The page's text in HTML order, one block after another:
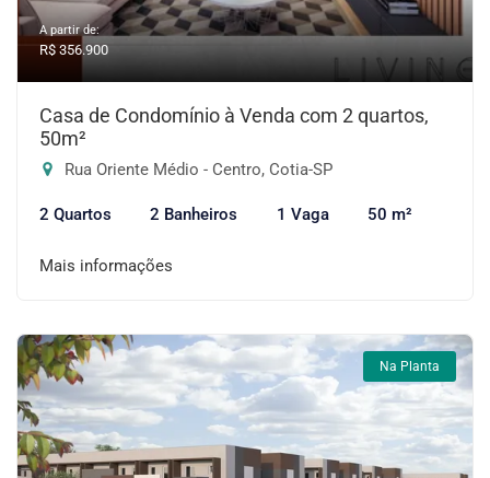
A partir de:
R$ 356.900
Casa de Condomínio à Venda com 2 quartos,
50m²
Rua Oriente Médio - Centro, Cotia-SP
2 Quartos 2 Banheiros 1 Vaga 50 m²
Mais informações
Na Planta